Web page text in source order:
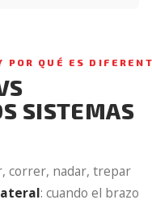
POR QUÉ ES
SISTEMAS
correr, nadar, trepar
: cuando el brazo